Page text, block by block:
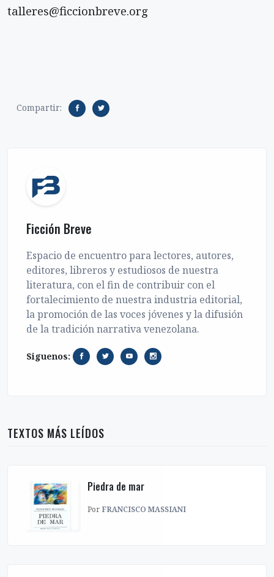
talleres@ficcionbreve.org
Compartir:
Ficción Breve
Espacio de encuentro para lectores, autores,
editores, libreros y estudiosos de nuestra
literatura, con el fin de contribuir con el
fortalecimiento de nuestra industria editorial,
la promoción de las voces jóvenes y la difusión
de la tradición narrativa venezolana.
Siguenos:
TEXTOS MÁS LEÍDOS
Piedra de mar
Por FRANCISCO MASSIANI